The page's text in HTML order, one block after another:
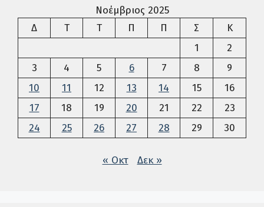
Νοέμβριος 2025
ΔΔευτέρα
ΤΤρίτη ΤΤετάρτη
Π Πέμπτη
Π Παρασκευή
Σ Σάββατο
Κ
1
2
3
4 5 6 7 8
9
10
11 12 13 14 15
16
17
18 19 20 21 22
23
24
25 26 27 28 29 30
« Οκτ Δεκ »